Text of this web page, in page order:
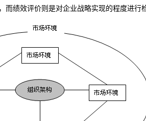
而绩效评价则是对企业战略实现的程度进行